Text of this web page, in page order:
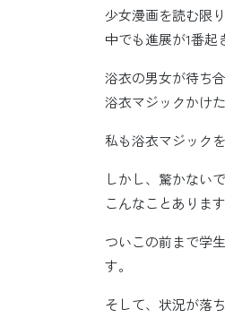
少女漫画を読む限
中でも進展が1番起
浴衣の男女が待ち
浴衣マジックかけ
私も浴衣マジック
しかし、驚かない
こんなことありま
ついこの前まで学
す。
そして、状況が落